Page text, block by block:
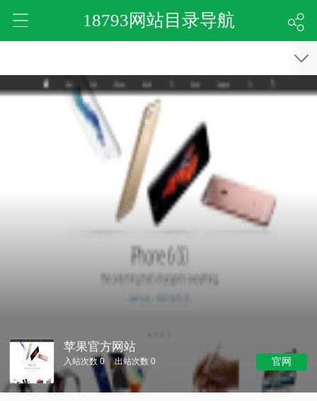
18793网站目录导航
苹果官方网站
入站次数 0 出站次数 0 官网